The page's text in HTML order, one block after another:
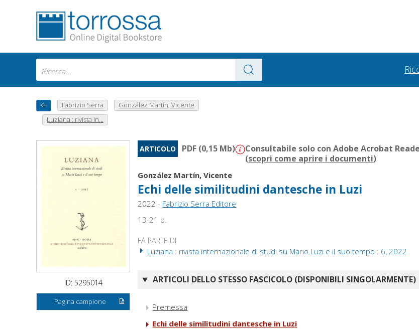
Fabrizio Serra
González Martín, Vicente
Luziana : rivista in...
ID: 5295014
Pagina campione
ARTICOLO PDF (0,15 Mb)
Consultabile solo con Adobe Acrobat
(scopri come aprire i documenti)
González Martín, Vicente
Echi delle similitudini dantesche in Luzi
2022 - Fabrizio Serra Editore
13-21 p.
FA PARTE DI
Luziana : rivista internazionale di studi su Mario Luzi e il suo tempo : 6, 2022
ARTICOLI DELLO STESSO FASCICOLO (DISPONIBILI SINGOLARMENTE)
Premessa
Echi delle similitudini dantesche in Luzi